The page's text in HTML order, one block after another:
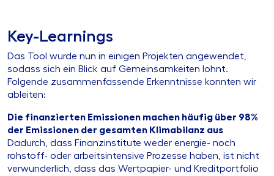
Key-Learnings
Das Tool wurde nun in einigen Projekten angewendet,
sodass sich ein Blick auf Gemeinsamkeiten lohnt.
Folgende zusammenfassende Erkenntnisse konnten wir
ableiten:
Die finanzierten Emissionen machen häufig über 98%
der Emissionen der gesamten Klimabilanz aus
Dadurch, dass Finanzinstitute weder energie- noch
rohstoff- oder arbeitsintensive Prozesse haben, ist nicht
verwunderlich, dass das Wertpapier- und Kreditportfolio